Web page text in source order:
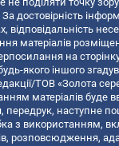
достовірність
відповідальність
матеріалів
на
якого іншого
ТОВ «Золота
матеріалів буде
передрук, наступне
з використанням,
розповсюдження,